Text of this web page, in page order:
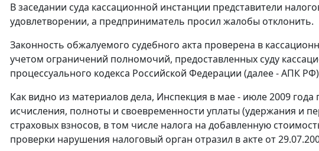
В заседании суда кассационной инстанции представители
удовлетворении, а предприниматель просил жалобы отклонить.
Законность обжалуемого судебного акта проверена в
учетом ограничений полномочий, предоставленных суду
процессуального кодекса Российской Федерации (далее - АПК
Как видно из материалов дела, Инспекция в мае - июле 2009
исчисления, полноты и своевременности уплаты (удержания и
страховых взносов, в том числе налога на добавленную
проверки нарушения налоговый орган отразил в акте от